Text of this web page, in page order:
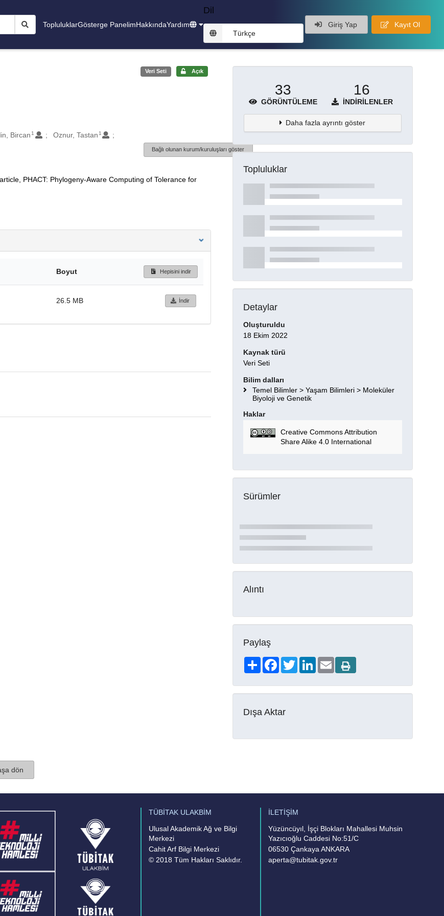
TopluluklarGösterge PanelimHakkındaYardım
Dil
Türkçe
Giriş Yap Kayıt Ol
Veri Seti Açık
Bircan 1 Oznur, Tastan 1
Bağlı olunan kurum/kuruluşları göster
PHACT: Phylogeny-Aware Computing of Tolerance for
Boyut Hepisini indir
26.5 MB İndir
33
GÖRÜNTÜLEME
16
İNDIRILENLER
Daha fazla ayrıntı göster
Topluluklar
Detaylar
Oluşturuldu
18 Ekim 2022
Kaynak türü
Veri Seti
Bilim dalları
Temel Bilimler > Yaşam Bilimleri > Moleküler
Biyoloji ve Genetik
Haklar
Creative Commons Attribution
Share Alike 4.0 International
Sürümler
Alıntı
Paylaş
ShareFacebookTwitterLinkedIn
Email
Dışa Aktar
dön
TÜBİTAK ULAKBİM
Ulusal Akademik Ağ ve Bilgi
Merkezi
Cahit Arf Bilgi Merkezi
© 2018 Tüm Hakları Saklıdır.
İLETİŞİM
Yüzüncüyıl, İşçi Blokları Mahallesi Muhsin
Yazıcıoğlu Caddesi No:51/C
06530 Çankaya ANKARA
aperta@tubitak.gov.tr